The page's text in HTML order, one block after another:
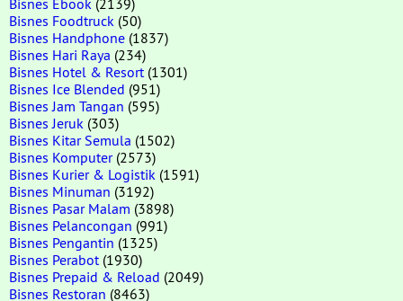
Bisnes Foodtruck (50)
Bisnes Handphone (1837)
Bisnes Hari Raya (234)
Bisnes Hotel & Resort (1301)
Bisnes Ice Blended (951)
Bisnes Jam Tangan (595)
Bisnes Jeruk (303)
Bisnes Kitar Semula (1502)
Bisnes Komputer(2573)
Bisnes Kurier & Logistik (1591)
Bisnes Minuman (3192)
Bisnes Pasar Malam (3898)
Bisnes Pelancongan (991)
Bisnes Pengantin (1325)
Bisnes Perabot (1930)
Bisnes Prepaid & Reload (2049)
Bisnes Restoran (8463)